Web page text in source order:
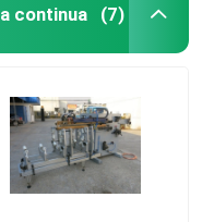
continua (7)